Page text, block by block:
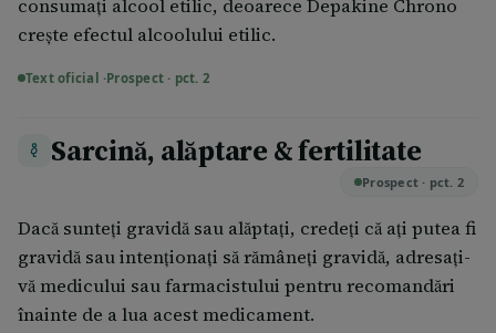
consumaţi alcool etilic, deoarece Depakine Chrono
creşte efectul alcoolului etilic.
Text oficial ·Prospect · pct. 2
Sarcină, alăptare & fertilitate
Prospect · pct. 2
Dacă sunteţi gravidă sau alăptaţi, credeţi că aţi putea fi
gravidă sau intenţionaţi să rămâneţi gravidă, adresaţi-
vă medicului sau farmacistului pentru recomandări
înainte de a lua acest medicament.